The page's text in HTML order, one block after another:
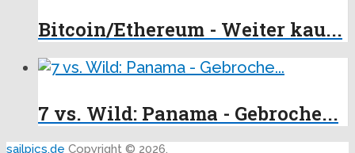
Bitcoin/Ethereum - Weiter kau...
7 vs. Wild: Panama - Gebroche...
sailpics.de Copyright © 2026.